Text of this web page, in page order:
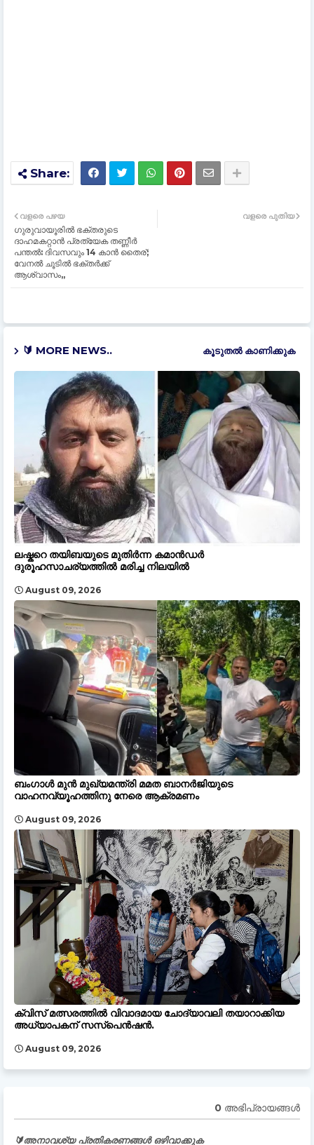
വളരെ പുതിയ
വളരെ പഴയ
ഗുരുവായൂരില്‍ ഭക്തരുടെ
ദാഹമകറ്റാന്‍ പ്രത്യേക തണ്ണീര്‍
പന്തല്‍: ദിവസവും 14 കാന്‍ തൈര്;
വേനല്‍ ചൂടില്‍ ഭക്തര്‍ക്ക്
ആശ്വാസം,,
🔰 MORE NEWS.. കൂടുതൽ‍ കാണിക്കുക
ലഷ്കറെ തയിബയുടെ മുതിർന്ന കമാൻഡർ
ദുരൂഹസാചര്യത്തിൽ മരിച്ച നിലയിൽ
August 09, 2026
ബംഗാൾ മുന്‍ മുഖ്യമന്ത്രി മമത ബാനർജിയുടെ
വാഹനവ്യൂഹത്തിനു നേരെ ആക്രമണം
August 09, 2026
ക്വിസ് മത്സരത്തിൽ വിവാദമായ ചോദ്യാവലി തയാറാക്കിയ
അധ്യാപകന് സസ്പെൻഷൻ.
August 09, 2026
0 അഭിപ്രായങ്ങള്‍
🔰അനാവശ്യ പ്രതികരണങ്ങൾ ഒഴിവാക്കുക